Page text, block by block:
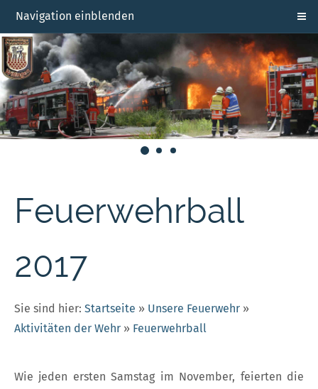
Navigation einblenden
Feuerwehrball
2017
Sie sind hier: Startseite » Unsere Feuerwehr »
Aktivitäten der Wehr » Feuerwehrball
Wie jeden ersten Samstag im November, feierten die